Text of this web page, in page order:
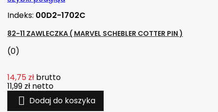
Indeks: 00D2-1702C
82-11 ZAWLECZKA ( MARVEL SCHEBLER COTTER PIN )
(0)
14,75 zł brutto
11,99 zł netto
 Dodaj do koszyka